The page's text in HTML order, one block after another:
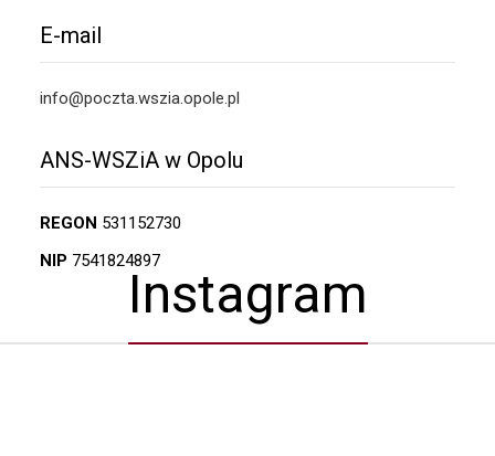
E-mail
info@poczta.wszia.opole.pl
ANS-WSZiA w Opolu
REGON 531152730
NIP 7541824897
Instagram